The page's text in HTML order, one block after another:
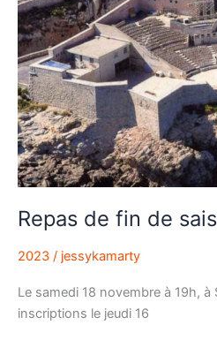
Repas de fin de
2023 / jessykamarty
Le samedi 18 novembre à 19h, à
inscriptions le jeudi 16
de
fin
de
saison